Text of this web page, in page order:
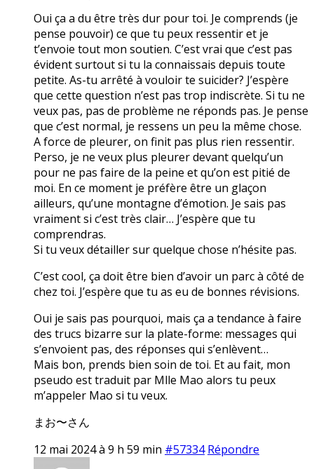
Oui ça a du être très dur pour toi. Je comprends (je
pense pouvoir) ce que tu peux ressentir et je
t’envoie tout mon soutien. C’est vrai que c’est pas
évident surtout si tu la connaissais depuis toute
petite. As-tu arrêté à vouloir te suicider? J’espère
que cette question n’est pas trop indiscrète. Si tu ne
veux pas, pas de problème ne réponds pas. Je pense
que c’est normal, je ressens un peu la même chose.
A force de pleurer, on finit pas plus rien ressentir.
Perso, je ne veux plus pleurer devant quelqu’un
pour ne pas faire de la peine et qu’on est pitié de
moi. En ce moment je préfère être un glaçon
ailleurs, qu’une montagne d’émotion. Je sais pas
vraiment si c’est très clair… J’espère que tu
comprendras.
Si tu veux détailler sur quelque chose n’hésite pas.
C’est cool, ça doit être bien d’avoir un parc à côté de
chez toi. J’espère que tu as eu de bonnes révisions.
Oui je sais pas pourquoi, mais ça a tendance à faire
des trucs bizarre sur la plate-forme: messages qui
s’envoient pas, des réponses qui s’enlèvent…
Mais bon, prends bien soin de toi. Et au fait, mon
pseudo est traduit par Mlle Mao alors tu peux
m’appeler Mao si tu veux.
まお〜さん
12 mai 2024 à 9 h 59 min #57334 Répondre